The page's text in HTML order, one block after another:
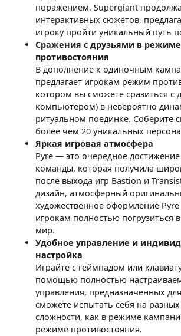
поражением. Supergiant
интерактивных сюжетов,
игроку пройти уникальный путь
Сражения с друзьями в режиме
противостояния
В дополнение к одиночным
предлагает игрокам режим
котором вы сможете сразиться с
компьютером) в невероятно
ритуальном поединке. Соберите
более чем 20 уникальных
Яркая игровая атмосфера
Pyre — это очередное достижение
команды, которая получила
после выхода игр Bastion и
дизайн, атмосферный
художественное оформление Pyre
игрокам полностью погрузиться
мир.
Удобное управление и
настройка
Играйте с геймпадом или
помощью полностью
управления, предназначенных
сможете испытать себя на
сложности, как в режиме
режиме противостояния.